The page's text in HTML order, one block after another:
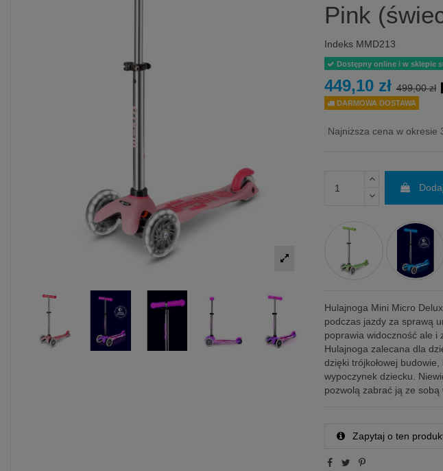
Pink
Indeks MMD213
Dostępny online i w sklepie
449,10 zł 499,00 zł
DARMOWA DOSTAWA
Najniższa cena w okresie
Hulajnoga Mini Micro
podczas jazdy za sprawą
poprawia widoczność ale i
Hulajnoga zalecana dla
dzięki trójkołowej
wypoczynek dziecku.
pozwolą zabrać ją ze
Zapytaj o ten